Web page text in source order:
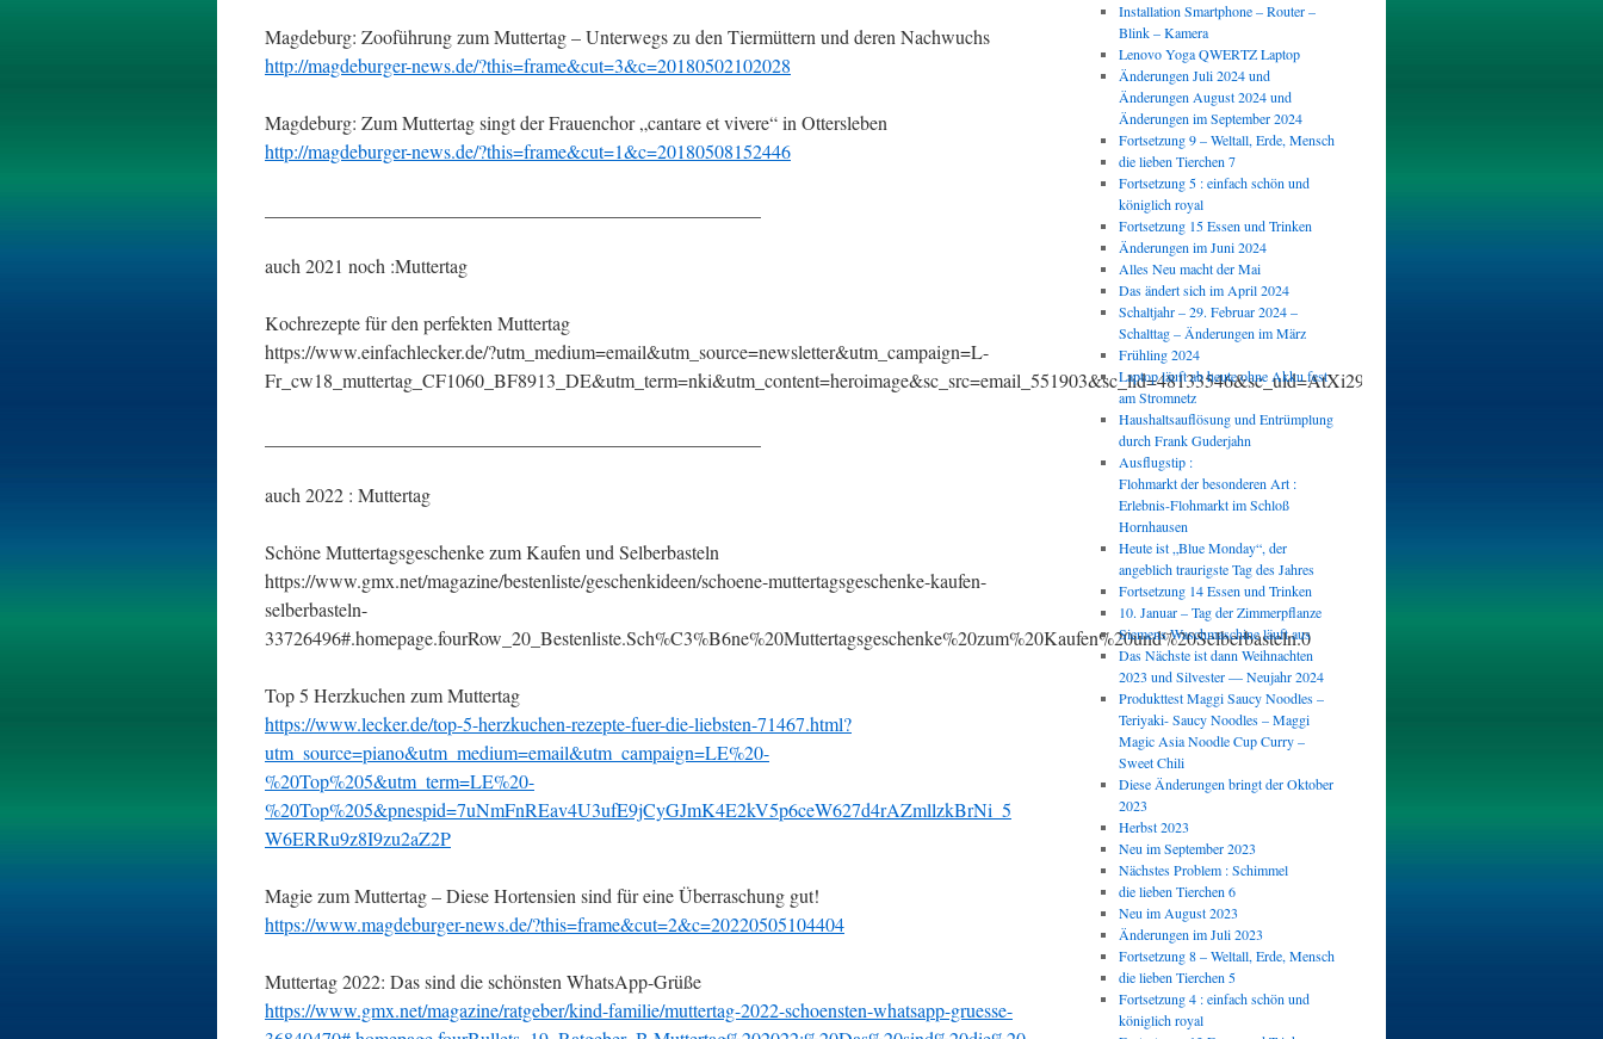
Magdeburg: Zooführung zum Muttertag – Unterwegs zu den Tiermüttern und deren Nachwuchs
http://magdeburger-news.de/?this=frame&cut=3&c=20180502102028
Magdeburg: Zum Muttertag singt der Frauenchor „cantare et vivere“ in Ottersleben
http://magdeburger-news.de/?this=frame&cut=1&c=20180508152446
auch 2021 noch :Muttertag
Kochrezepte für den perfekten Muttertag
https://www.einfachlecker.de/?utm_medium=email&utm_source=newsletter&utm_campaign=L-
auch 2022 : Muttertag
Schöne Muttertagsgeschenke zum Kaufen und Selberbasteln
https://www.gmx.net/magazine/bestenliste/geschenkideen/schoene-muttertagsgeschenke-kaufen-
selberbasteln-
33726496#.homepage.fourRow_20_Bestenliste.Sch%C3%B6ne%20Muttertagsgeschenke%20zum%20Kaufen%20und%20Selberbasteln.0
Top 5 Herzkuchen zum Muttertag
https://www.lecker.de/top-5-herzkuchen-rezepte-fuer-die-liebsten-71467.html?
utm_source=piano&utm_medium=email&utm_campaign=LE%20-
%20Top%205&utm_term=LE%20-
%20Top%205&pnespid=7uNmFnREav4U3ufE9jCyGJmK4E2kV5p6ceW627d4rAZmllzkBrNi_5
W6ERRu9z8I9zu2aZ2P
Magie zum Muttertag – Diese Hortensien sind für eine Überraschung gut!
https://www.magdeburger-news.de/?this=frame&cut=2&c=20220505104404
Muttertag 2022: Das sind die schönsten WhatsApp-Grüße
https://www.gmx.net/magazine/ratgeber/kind-familie/muttertag-2022-schoensten-whatsapp-gruesse-
Installation Smartphone – Router –
Blink – Kamera
Lenovo Yoga QWERTZ Laptop
Änderungen Juli 2024 und
Änderungen August 2024 und
Änderungen im September 2024
Fortsetzung 9 – Weltall, Erde, Mensch
die lieben Tierchen 7
Fortsetzung 5 : einfach schön und
königlich royal
Fortsetzung 15 Essen und Trinken
Änderungen im Juni 2024
Alles Neu macht der Mai
Das ändert sich im April 2024
Schaltjahr – 29. Februar 2024 –
Schalttag – Änderungen im März
Frühling 2024
Laptop läuft ab heute ohne Akku fest
am Stromnetz
Haushaltsauflösung und Entrümplung
durch Frank Guderjahn
Ausflugstip :
Flohmarkt der besonderen Art :
Erlebnis-Flohmarkt im Schloß
Hornhausen
Heute ist „Blue Monday“, der
angeblich traurigste Tag des Jahres
Fortsetzung 14 Essen und Trinken
10. Januar – Tag der Zimmerpflanze
Siemens Waschmaschine läuft aus
Das Nächste ist dann Weihnachten
2023 und Silvester — Neujahr 2024
Produkttest Maggi Saucy Noodles –
Teriyaki- Saucy Noodles – Maggi
Magic Asia Noodle Cup Curry –
Sweet Chili
Diese Änderungen bringt der Oktober
2023
Herbst 2023
Neu im September 2023
Nächstes Problem : Schimmel
die lieben Tierchen 6
Neu im August 2023
Änderungen im Juli 2023
Fortsetzung 8 – Weltall, Erde, Mensch
die lieben Tierchen 5
Fortsetzung 4 : einfach schön und
königlich royal